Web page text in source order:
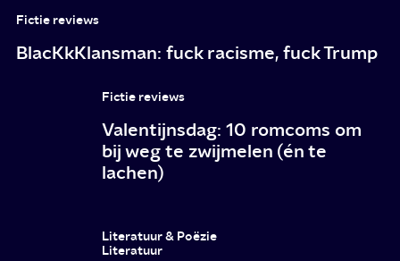
Fictie reviews
BlacKkKlansman: fuck racisme, fuck Trump
Fictie reviews
Valentijnsdag: 10 romcoms om
bij weg te zwijmelen (én te
lachen)
Literatuur & Poëzie
Literatuur